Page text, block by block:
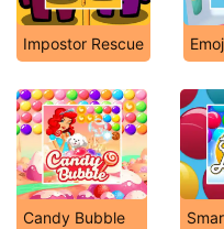
Impostor Rescue
Candy Bubble